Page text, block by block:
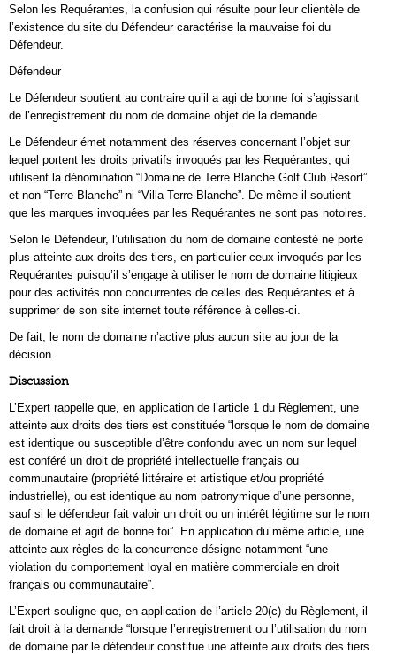
Selon les Requérantes, la confusion qui résulte pour leur clientèle de
l’existence du site du Défendeur caractérise la mauvaise foi du
Défendeur.
Défendeur
Le Défendeur soutient au contraire qu’il a agi de bonne foi s’agissant
de l’enregistrement du nom de domaine objet de la demande.
Le Défendeur émet notamment des réserves concernant l’objet sur
lequel portent les droits privatifs invoqués par les Requérantes, qui
utilisent la dénomination “Domaine de Terre Blanche Golf Club Resort”
et non “Terre Blanche” ni “Villa Terre Blanche”. De même il soutient
que les marques invoquées par les Requérantes ne sont pas notoires.
Selon le Défendeur, l’utilisation du nom de domaine contesté ne porte
plus atteinte aux droits des tiers, en particulier ceux invoqués par les
Requérantes puisqu’il s’engage à utiliser le nom de domaine litigieux
pour des activités non concurrentes de celles des Requérantes et à
supprimer de son site internet toute référence à celles-ci.
De fait, le nom de domaine n’active plus aucun site au jour de la
décision.
Discussion
L’Expert rappelle que, en application de l’article 1 du Règlement, une
atteinte aux droits des tiers est constituée “lorsque le nom de domaine
est identique ou susceptible d’être confondu avec un nom sur lequel
est conféré un droit de propriété intellectuelle français ou
communautaire (propriété littéraire et artistique et/ou propriété
industrielle), ou est identique au nom patronymique d’une personne,
sauf si le défendeur fait valoir un droit ou un intérêt légitime sur le nom
de domaine et agit de bonne foi”. En application du même article, une
atteinte aux règles de la concurrence désigne notamment “une
violation du comportement loyal en matière commerciale en droit
français ou communautaire”.
L’Expert souligne que, en application de l’article 20(c) du Règlement, il
fait droit à la demande “lorsque l’enregistrement ou l’utilisation du nom
de domaine par le défendeur constitue une atteinte aux droits des tiers